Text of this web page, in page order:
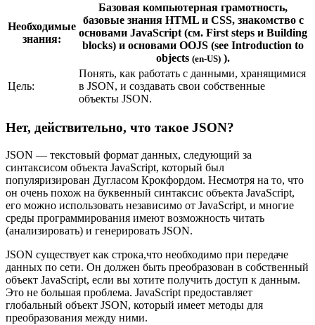
Необходимые
знания:
Базовая компьютерная грамотность,
базовые знания HTML и CSS, знакомство с
основами JavaScript (см. First steps и Building
blocks) и основами OOJS (see Introduction to
objects (en-US) ).
Цель:
Понять, как работать с данными, хранящимися
в JSON, и создавать свои собственные
объекты JSON.
Нет, действительно, что такое JSON?
JSON — текстовый формат данных, следующий за
синтаксисом объекта JavaScript, который был
популяризирован Дугласом Крокфордом. Несмотря на то, что
он очень похож на буквенный синтаксис объекта JavaScript,
его можно использовать независимо от JavaScript, и многие
среды программирования имеют возможность читать
(анализировать) и генерировать JSON.
JSON существует как строка,что необходимо при передаче
данных по сети. Он должен быть преобразован в собственный
объект JavaScript, если вы хотите получить доступ к данным.
Это не большая проблема. JavaScript предоставляет
глобальный объект JSON, который имеет методы для
преобразования между ними.